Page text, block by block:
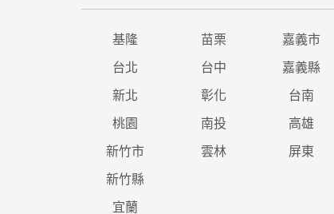
基隆 苗栗 嘉義市
台北 台中 嘉義縣
新北 彰化 台南
桃園 南投 高雄
新竹市 雲林 屏東
新竹縣
宜蘭